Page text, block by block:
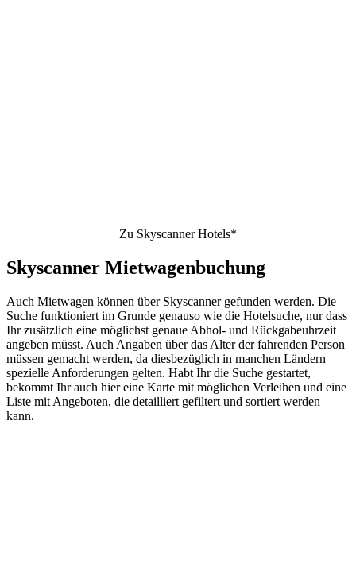
Zu Skyscanner Hotels*
Skyscanner Mietwagenbuchung
Auch Mietwagen können über Skyscanner gefunden werden. Die
Suche funktioniert im Grunde genauso wie die Hotelsuche, nur dass
Ihr zusätzlich eine möglichst genaue Abhol- und Rückgabeuhrzeit
angeben müsst. Auch Angaben über das Alter der fahrenden Person
müssen gemacht werden, da diesbezüglich in manchen Ländern
spezielle Anforderungen gelten. Habt Ihr die Suche gestartet,
bekommt Ihr auch hier eine Karte mit möglichen Verleihen und eine
Liste mit Angeboten, die detailliert gefiltert und sortiert werden
kann.